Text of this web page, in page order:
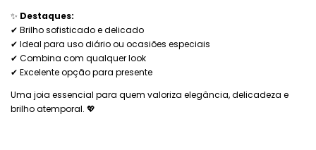
✨ Destaques:
✔ Brilho sofisticado e delicado
✔ Ideal para uso diário ou ocasiões especiais
✔ Combina com qualquer look
✔ Excelente opção para presente
Uma joia essencial para quem valoriza elegância, delicadeza e
brilho atemporal. 💖